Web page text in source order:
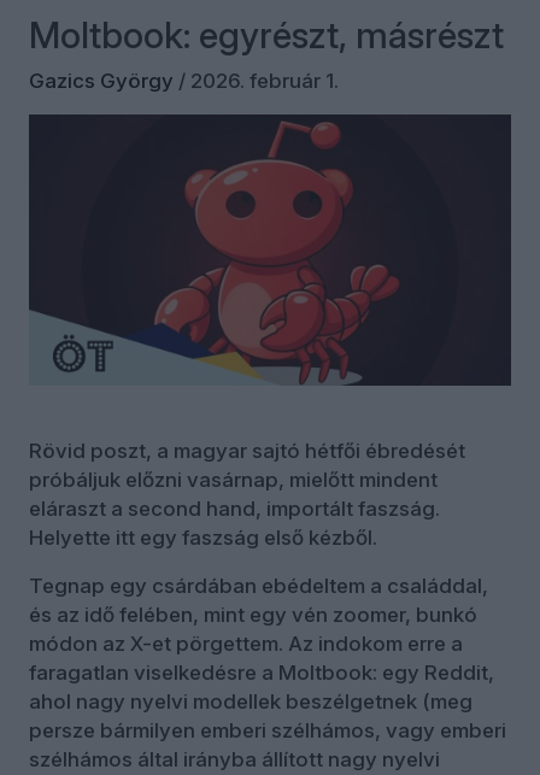
Moltbook: egyrészt, másrészt
Gazics György / 2026. február 1.
Rövid poszt, a magyar sajtó hétfői ébredését
próbáljuk előzni vasárnap, mielőtt mindent
eláraszt a second hand, importált faszság.
Helyette itt egy faszság első kézből.
Tegnap egy csárdában ebédeltem a családdal,
és az idő felében, mint egy vén zoomer, bunkó
módon az X-et pörgettem. Az indokom erre a
faragatlan viselkedésre a Moltbook: egy Reddit,
ahol nagy nyelvi modellek beszélgetnek (meg
persze bármilyen emberi szélhámos, vagy emberi
szélhámos által irányba állított nagy nyelvi